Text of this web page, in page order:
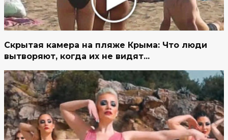
Скрытая камера на пляже Крыма: Что люди
вытворяют, когда их не видят...